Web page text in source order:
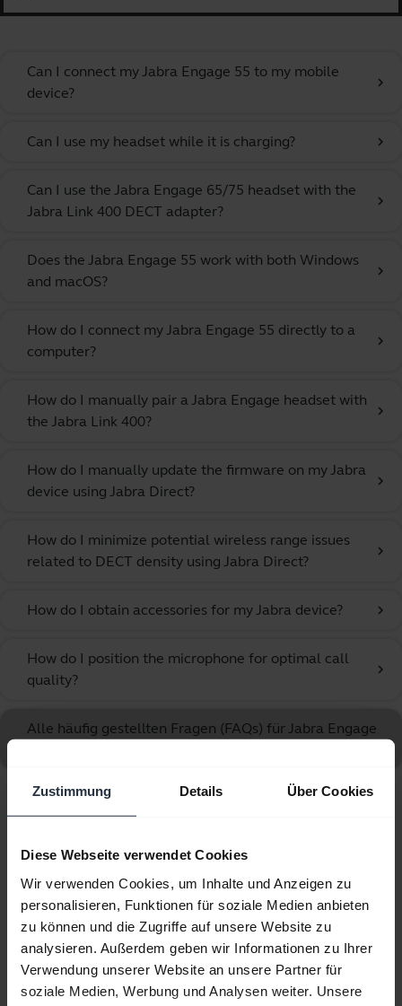
Zustimmung Details Über Cookies
Diese Webseite verwendet Cookies
Wir verwenden Cookies, um Inhalte und Anzeigen zu
personalisieren, Funktionen für soziale Medien anbieten
zu können und die Zugriffe auf unsere Website zu
analysieren. Außerdem geben wir Informationen zu Ihrer
Verwendung unserer Website an unsere Partner für
soziale Medien, Werbung und Analysen weiter. Unsere
Can I connect my Jabra Engage 55 to my mobile
device?
chevron_right
Can I use my headset while it is charging? chevron_right
Can I use the Jabra Engage 65/75 headset with the
Jabra Link 400 DECT adapter?
chevron_right
Does the Jabra Engage 55 work with both Windows
and macOS?
chevron_right
How do I connect my Jabra Engage 55 directly to a
computer?
chevron_right
How do I manually pair a Jabra Engage headset with
the Jabra Link 400?
chevron_right
How do I manually update the firmware on my Jabra
device using Jabra Direct?
chevron_right
How do I minimize potential wireless range issues
related to DECT density using Jabra Direct?
chevron_right
How do I obtain accessories for my Jabra device? chevron_right
How do I position the microphone for optimal call
quality?
chevron_right
Alle häufig gestellten Fragen (FAQs) für Jabra Engage
Angezeigt werden 10 von 10
Produktunterlagen
Benutzerhandbuch